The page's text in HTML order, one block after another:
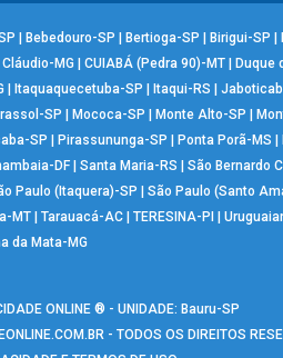
| Bebedouro-SP | Bertioga-SP | Birigui-SP |
Cláudio-MG | CUIABÁ (Pedra 90)-MT | Duque
| Itaquaquecetuba-SP | Itaqui-RS |
SP | Mococa-SP | Monte Alto-SP |
SP | Pirassununga-SP | Ponta Porã-MS |
DF| Santa Maria-RS | São Bernardo
Paulo (Itaquera)-SP | São Paulo (Santo
MT| Tarauacá-AC| TERESINA-PI |
da Mata-MG
ONLINE ® - UNIDADE: Bauru-SP
- TODOS OS DIREITOS